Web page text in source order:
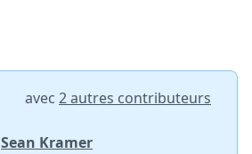
avec 2 autres contributeurs
Sean Kramer